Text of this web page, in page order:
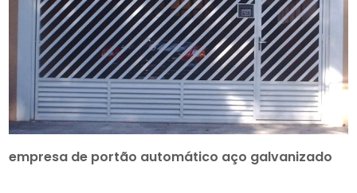
empresa de portão automático aço galvanizado